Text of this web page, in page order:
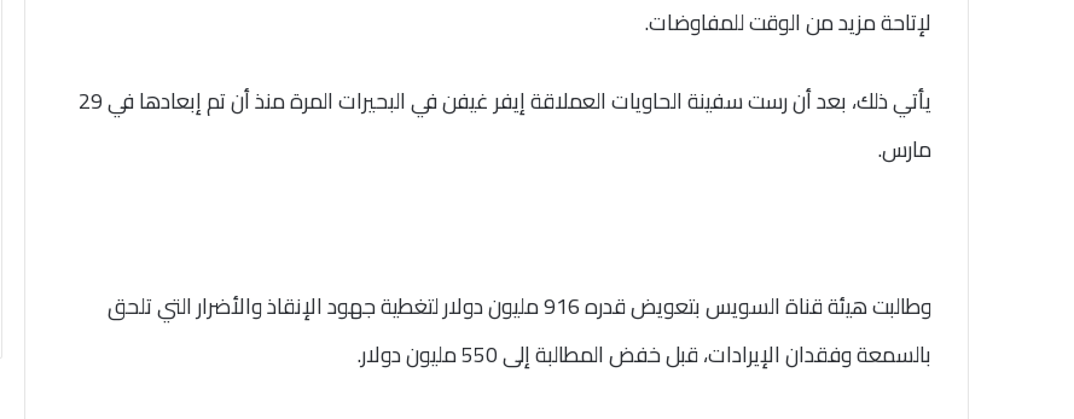
لإتاحة مزيد من الوقت للمفاوضات.
يأتي ذلك، بعد أن رست سفينة الحاويات العملاقة إيفر غيفن في البحيرات المرة منذ أن تم إبعادها في 29
مارس.
وطالبت هيئة قناة السويس بتعويض قدره 916 مليون دولار لتغطية جهود الإنقاذ والأضرار التي تلحق
بالسمعة وفقدان الإيرادات، قبل خفض المطالبة إلى 550 مليون دولار.